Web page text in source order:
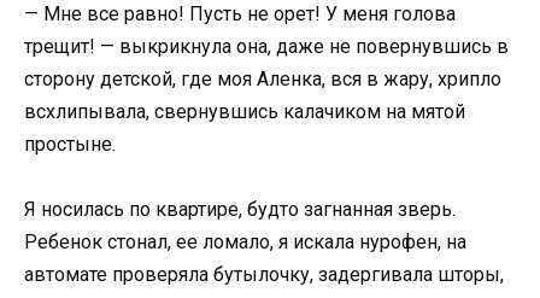
— Мне все равно! Пусть не орет! У меня голова
трещит! — выкрикнула она, даже не повернувшись в
сторону детской, где моя Аленка, вся в жару, хрипло
всхлипывала, свернувшись калачиком на мятой
простыне.
Я носилась по квартире, будто загнанная зверь.
Ребенок стонал, ее ломало, я искала нурофен, на
автомате проверяла бутылочку, задергивала шторы,